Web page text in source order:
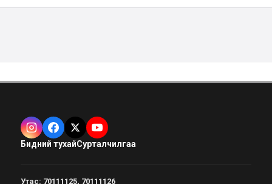
Бидний тухайСурталчилгаа
Утас: 70111125, 70111126